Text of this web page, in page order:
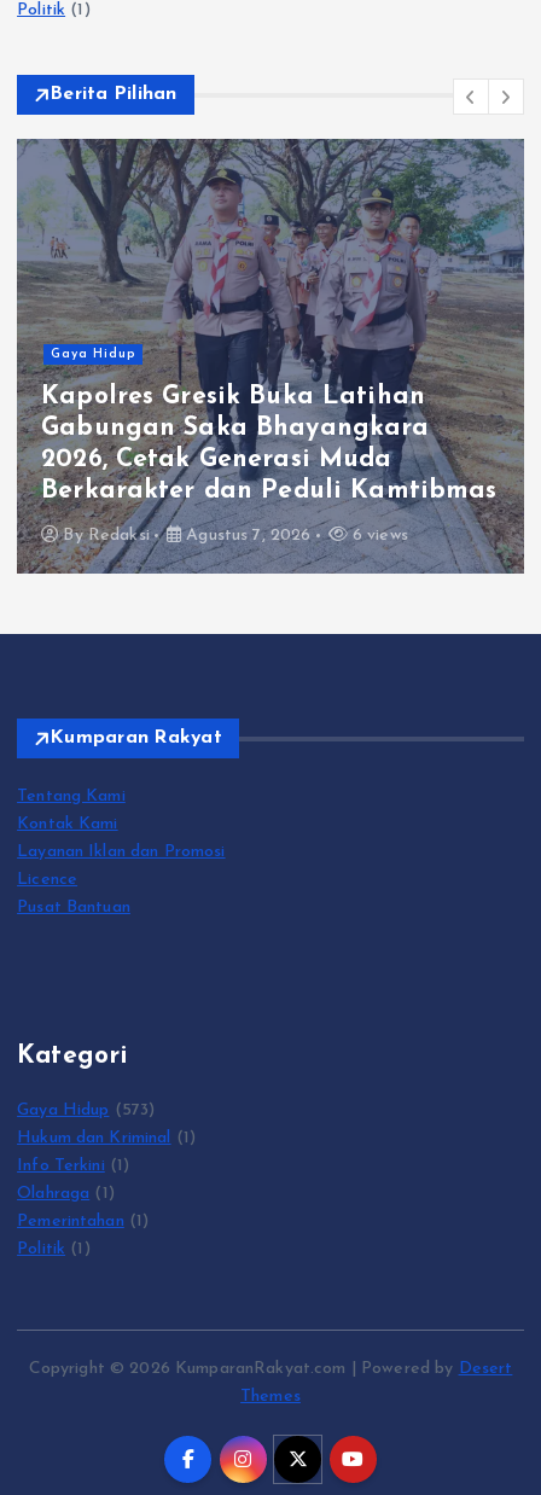
Politik (1)
Berita Pilihan
Gaya Hidup
Momen Hangat Ratusan Warga
Makan Bersama di Polsek
Wringinanom, Pererat Silaturahmi
dan Berbagi Keberkahan
ByRedaksi Agustus 7, 2026 2 views
Kumparan Rakyat
Tentang Kami
Kontak Kami
Layanan Iklan dan Promosi
Licence
Pusat Bantuan
Kategori
Gaya Hidup (573)
Hukum dan Kriminal
(1)
Info Terkini (1)
Olahraga (1)
Pemerintahan (1)
Politik (1)
Copyright © 2026 KumparanRakyat.com | Powered by Desert
Themes